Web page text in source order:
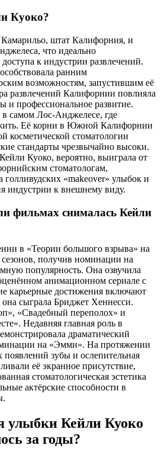
Куоко?
штат Калифорния, и
что идеально
к индустрии развлечений.
ранним
возможностям, запустившим её
развлечений Калифорнии повлияла
и профессиональное развитие.
самом Лос-Анджелесе, где
Её корни в Южной Калифорнии
косметической стоматологии
стандарты чрезвычайно высоки.
Куоко, вероятно, выиграла от
стоматологам,
«makeover» улыбок и
индустрии к внешнему виду.
фильмах снималась Кейли
в «Теории большого взрыва» на
получив номинации на
популярность. Она озвучила
анимационном сериале с
карьерные достижения включают
сыграла Бриджет Хеннесси.
«Свадебный переполох» и
Недавняя главная роль в
драматический
на «Эмми». На протяжении
появлений зубы и ослепительная
её экранное присутствие,
стоматологическая эстетика
актёрские способности в
улыбки Кейли Куоко
за годы?